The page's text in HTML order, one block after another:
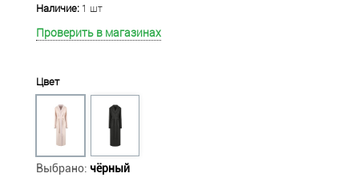
Наличие: 1 шт
Проверить в магазинах
Цвет
Выбрано: чёрный